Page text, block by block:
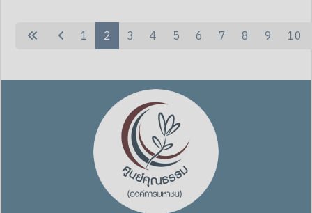
1 2 3 4 5 6 7 8 9 10